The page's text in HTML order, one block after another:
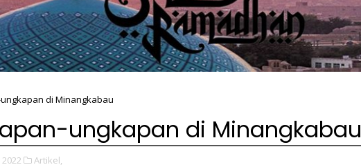
di Minangkabau
ungkapan di Minangkabau
Artikel,